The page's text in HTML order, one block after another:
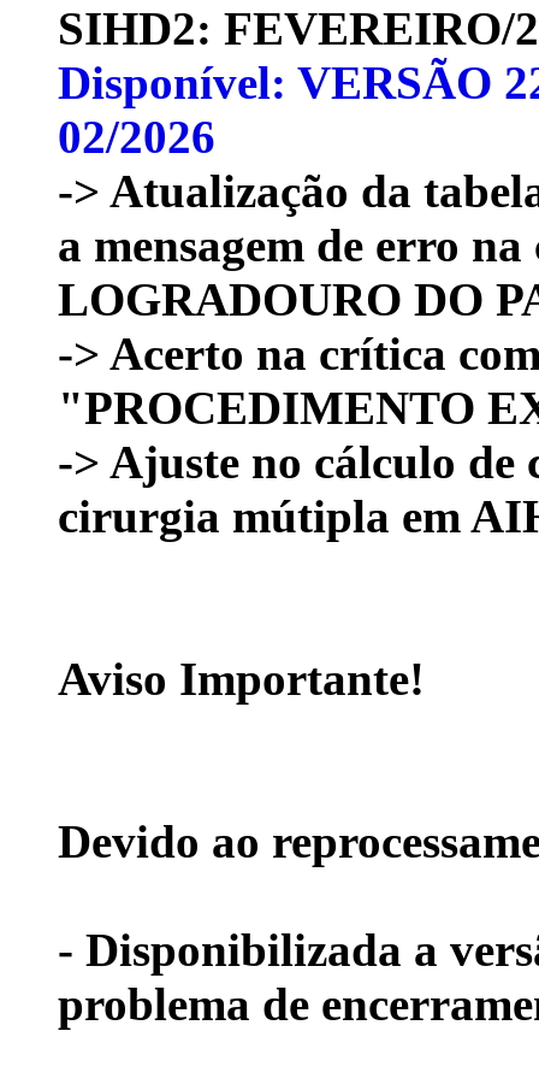
SIHD2: FEVEREIRO/
Disponível: VERSÃO
02/2026
-> Atualização da
a mensagem de erro
LOGRADOURO DO
-> Acerto na crítica
"PROCEDIMENTO
-> Ajuste no cálculo de
cirurgia mútipla em
Aviso Importante!
Devido ao
- Disponibilizada a
problema de